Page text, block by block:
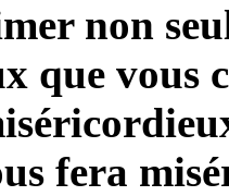
non
que vous
fera